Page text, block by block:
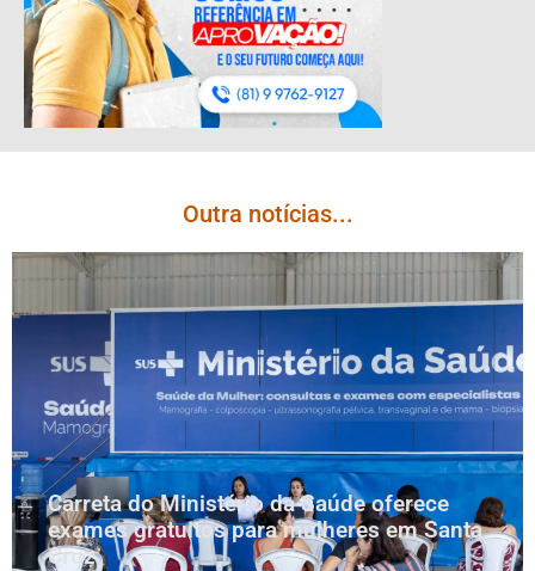
Outra notícias...
Carreta do Ministério da Saúde oferece
exames gratuitos para mulheres em Santa
Cruz